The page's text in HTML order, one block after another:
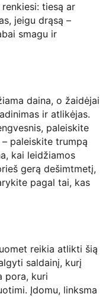
renkiesi: tiesą ar
jeigu drąsą –
smagu ir
daina, o žaidėjai
ir atlikėjas.
paleiskite
paleiskite trumpą
kai leidžiamos
gerą dešimtmetį,
pagal tai, kas
reikia atlikti šią
saldainį, kurį
pora, kuri
Įdomu, linksma